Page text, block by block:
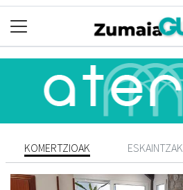
KOMERTZIOAK ESKAINTZAK